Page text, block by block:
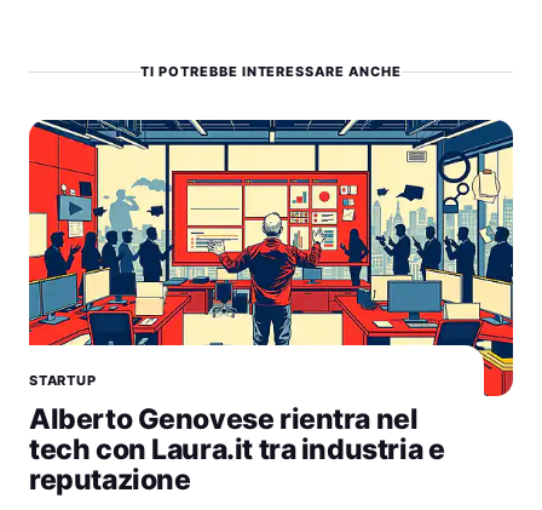
TI POTREBBE INTERESSARE ANCHE
STARTUP
Alberto Genovese rientra nel
tech con Laura.it tra industria e
reputazione